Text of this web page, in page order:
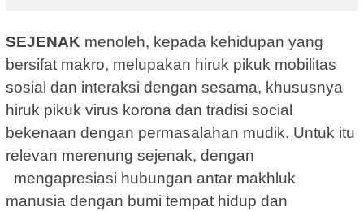
SEJENAK menoleh, kepada kehidupan yang
bersifat makro, melupakan hiruk pikuk mobilitas
sosial dan interaksi dengan sesama, khususnya
hiruk pikuk virus korona dan tradisi social
bekenaan dengan permasalahan mudik. Untuk itu
relevan merenung sejenak, dengan
mengapresiasi hubungan antar makhluk
manusia dengan bumi tempat hidup dan